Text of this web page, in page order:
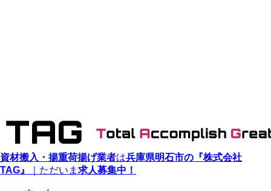
資材搬入・揚重荷揚げ業者は兵庫県明石市の『株式会社
TAG』
｜ただいま 求人募集中！